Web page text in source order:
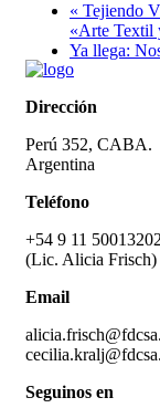
Tejiendo
«Arte Textil
Ya llega:
Dirección
Perú 352, CABA.
Argentina
Teléfono
+54 9 11 50013202
(Lic. Alicia Frisch)
Email
Seguinos en